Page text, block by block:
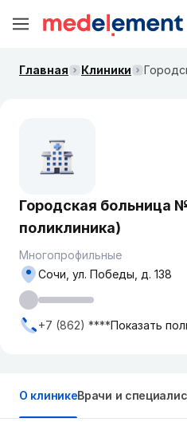
Главная Клиники
Городская больница
поликлиника)
Многопрофильные
Сочи, ул. Победы, д. 138
+7 (862) ****Показать
О клиникеВрачи и